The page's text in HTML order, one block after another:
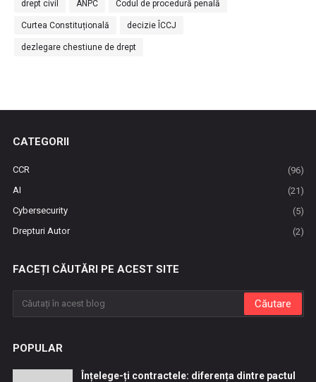
drept civil ANPC Codul de procedură penală
Curtea Constituțională decizie ÎCCJ
dezlegare chestiune de drept
CATEGORII
CCR
(96)
AI
(21)
Cybersecurity
(5)
Drepturi Autor
(2)
FACEȚI CĂUTĂRI PE ACEST SITE
POPULAR
Înțelege-ți contractele: diferența dintre pactul